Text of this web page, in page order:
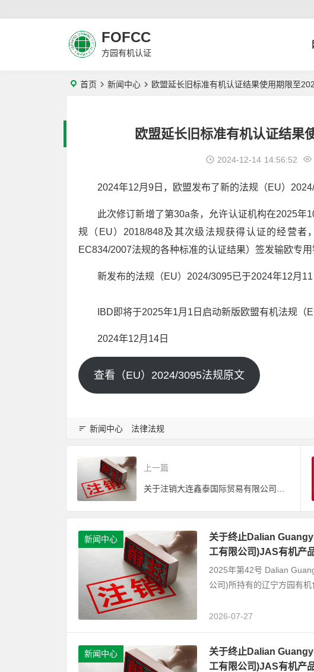
FOFCC
方园有机认证
首页 新闻中心 欧盟延长旧标准有机认证结果使用期限至
欧盟延长旧标准有机认证结果
2024-12-14 14:56:52
2024年12月9日，欧盟发布了新的法规（EU）
此次修订新增了第30a条，允许认证机构在2025
规（EU）2018/848及其次级法规获得认证的经营
EC834/2007法规的各种标准的认证结果）签发输欧专用
新发布的法规（EU）2024/3095已于2024年12月11
IBD即将于2025年1月1日启动新版欧盟有机法规（
2024年12月14日
查看（EU）2024/3095法规原文
新闻中心 法律法规
上一篇
新闻中心
关于终止Dalian
工有限公司)JAS有机产
2025年第42号 Dalian
公司)所持有的辽宁方园有
2026-07-27
新闻中心
关于终止Dalian
工有限公司)JAS有机产